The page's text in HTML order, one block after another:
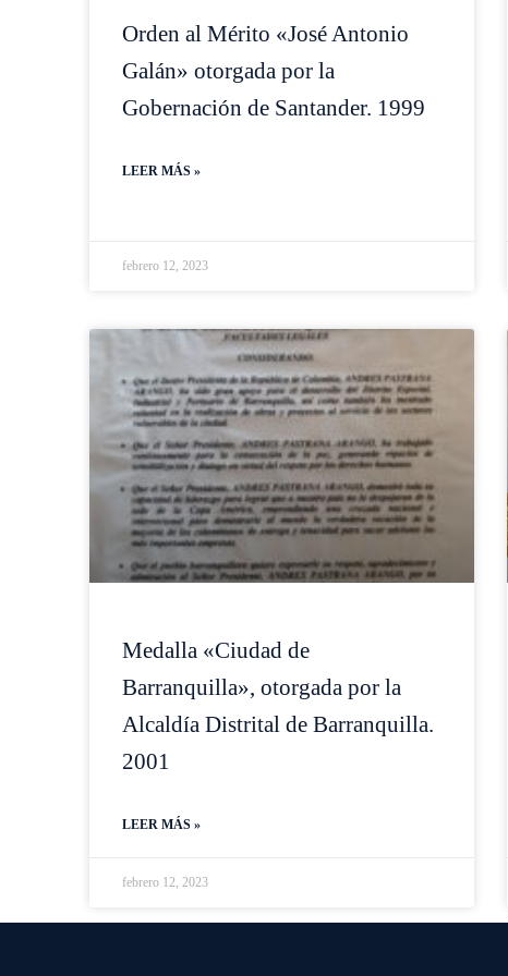
Orden al Mérito «José Antonio
Galán» otorgada por la
Gobernación de Santander. 1999
LEER MÁS »
febrero 12, 2023
Medalla «Ciudad de
Barranquilla», otorgada por la
Alcaldía Distrital de Barranquilla.
2001
LEER MÁS »
febrero 12, 2023